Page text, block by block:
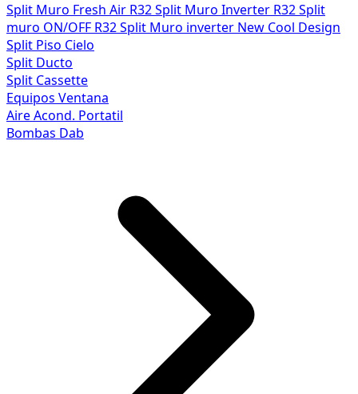
Split Muro Fresh Air R32Split Muro Inverter R32Split
muro ON/OFF R32Split Muro inverter New Cool Design
Split Piso Cielo
Split Ducto
Split Cassette
Equipos Ventana
Aire Acond. Portatil
Bombas Dab